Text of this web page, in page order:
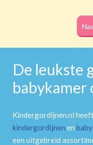
De leukste
Kindergordijnen.nl
kindergordijnen en
een uitgebreid